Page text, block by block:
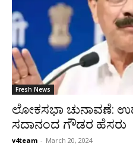
Fresh News
ಲೋಕಸಭಾ ಚುನಾವಣೆ:
ಸದಾನಂದ ಗೌಡರ ಹೆಸರು
v4team - March 20, 2024